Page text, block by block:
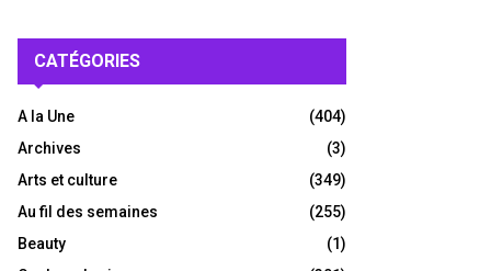
CATÉGORIES
A la Une
(404)
Archives
(3)
Arts et culture
(349)
Au fil des semaines
(255)
Beauty
(1)